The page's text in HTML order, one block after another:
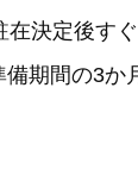
決定後すぐ
か月+延期